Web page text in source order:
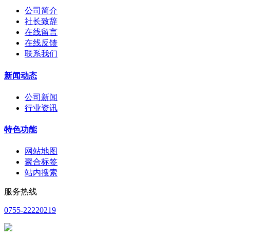
公司简介
社长致辞
在线留言
在线反馈
联系我们
新闻动态
公司新闻
行业资讯
特色功能
网站地图
聚合标签
站内搜索
服务热线
0755-22220219